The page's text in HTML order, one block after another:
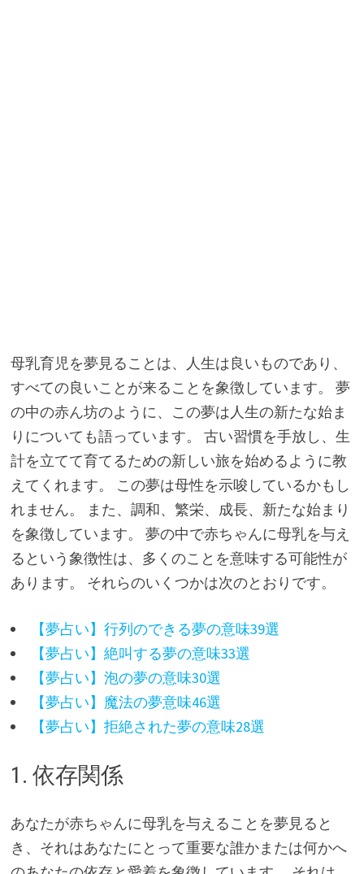
母乳育児を夢見ることは、人生は良いものであり、
すべての良いことが来ることを象徴しています。 夢
の中の赤ん坊のように、この夢は人生の新たな始ま
りについても語っています。 古い習慣を手放し、生
計を立てて育てるための新しい旅を始めるように教
えてくれます。 この夢は母性を示唆しているかもし
れません。 また、調和、繁栄、成長、新たな始まり
を象徴しています。 夢の中で赤ちゃんに母乳を与え
るという象徴性は、多くのことを意味する可能性が
あります。 それらのいくつかは次のとおりです。
【夢占い】行列のできる夢の意味39選
【夢占い】絶叫する夢の意味33選
【夢占い】泡の夢の意味30選
【夢占い】魔法の夢意味46選
【夢占い】拒絶された夢の意味28選
1. 依存関係
あなたが赤ちゃんに母乳を与えることを夢見ると
き、それはあなたにとって重要な誰かまたは何かへ